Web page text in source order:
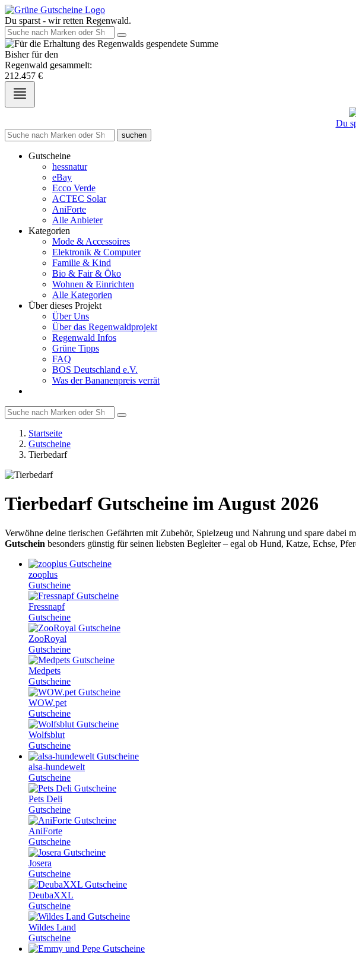
Du sparst - wir retten Regenwald.
Bisher für den
Regenwald gesammelt:
212.457 €
Du
suchen
Gutscheine
hessnatur
eBay
Ecco Verde
ACTEC Solar
AniForte
Alle Anbieter
Kategorien
Mode & Accessoires
Elektronik & Computer
Familie & Kind
Bio & Fair & Öko
Wohnen & Einrichten
Alle Kategorien
Über dieses Projekt
Über Uns
Über das Regenwaldprojekt
Regenwald Infos
Grüne Tipps
FAQ
BOS Deutschland e.V.
Was der Bananenpreis verrät
Startseite
Gutscheine
Tierbedarf
Tierbedarf Gutscheine im August 2026
Verwöhne deine tierischen Gefährten mit Zubehör, Spielzeug und Nahrung und spare dabei
Gutschein besonders günstig für seinen liebsten Begleiter – egal ob Hund, Katze, Echse,
zooplus
Gutscheine
Fressnapf
Gutscheine
ZooRoyal
Gutscheine
Medpets
Gutscheine
WOW.pet
Gutscheine
Wolfsblut
Gutscheine
alsa-hundewelt
Gutscheine
Pets Deli
Gutscheine
AniForte
Gutscheine
Josera
Gutscheine
DeubaXXL
Gutscheine
Wildes Land
Gutscheine